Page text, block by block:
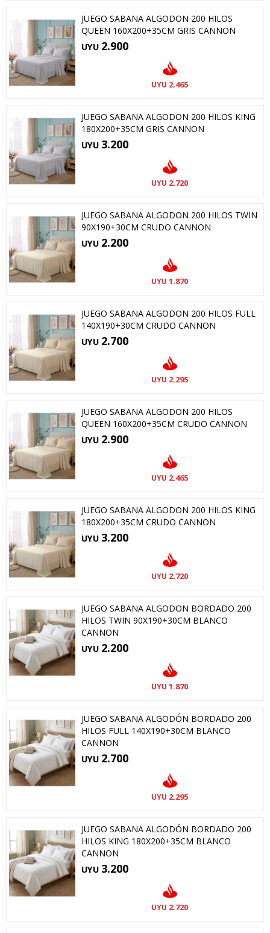
JUEGO SABANA ALGODON 200 HILOS
QUEEN 160X200+35CM GRIS CANNON
UYU 2.900
UYU 2.465
JUEGO SABANA ALGODON 200 HILOS KING
180X200+35CM GRIS CANNON
UYU 3.200
UYU 2.720
JUEGO SABANA ALGODON 200 HILOS TWIN
90X190+30CM CRUDO CANNON
UYU 2.200
UYU 1.870
JUEGO SABANA ALGODON 200 HILOS FULL
140X190+30CM CRUDO CANNON
UYU 2.700
UYU 2.295
JUEGO SABANA ALGODON 200 HILOS
QUEEN 160X200+35CM CRUDO CANNON
UYU 2.900
UYU 2.465
JUEGO SABANA ALGODON 200 HILOS KING
180X200+35CM CRUDO CANNON
UYU 3.200
UYU 2.720
JUEGO SABANA ALGODON BORDADO 200
HILOS TWIN 90X190+30CM BLANCO
CANNON
UYU 2.200
UYU 1.870
JUEGO SABANA ALGODÓN BORDADO 200
HILOS FULL 140X190+30CM BLANCO
CANNON
UYU 2.700
UYU 2.295
JUEGO SABANA ALGODÓN BORDADO 200
HILOS KING 180X200+35CM BLANCO
CANNON
UYU 3.200
UYU 2.720